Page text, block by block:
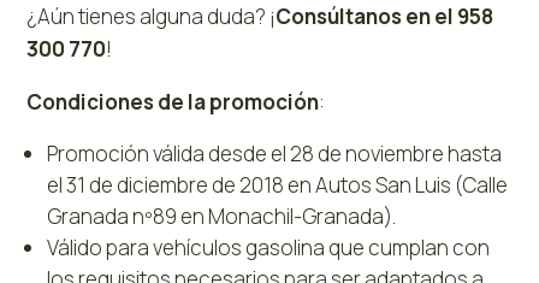
¿Aún tienes alguna duda? ¡Consúltanos en el 958
300 770!
Condiciones de la promoción:
Promoción válida desde el 28 de noviembre hasta
el 31 de diciembre de 2018 en Autos San Luis (Calle
Granada nº89 en Monachil-Granada).
Válido para vehículos gasolina que cumplan con